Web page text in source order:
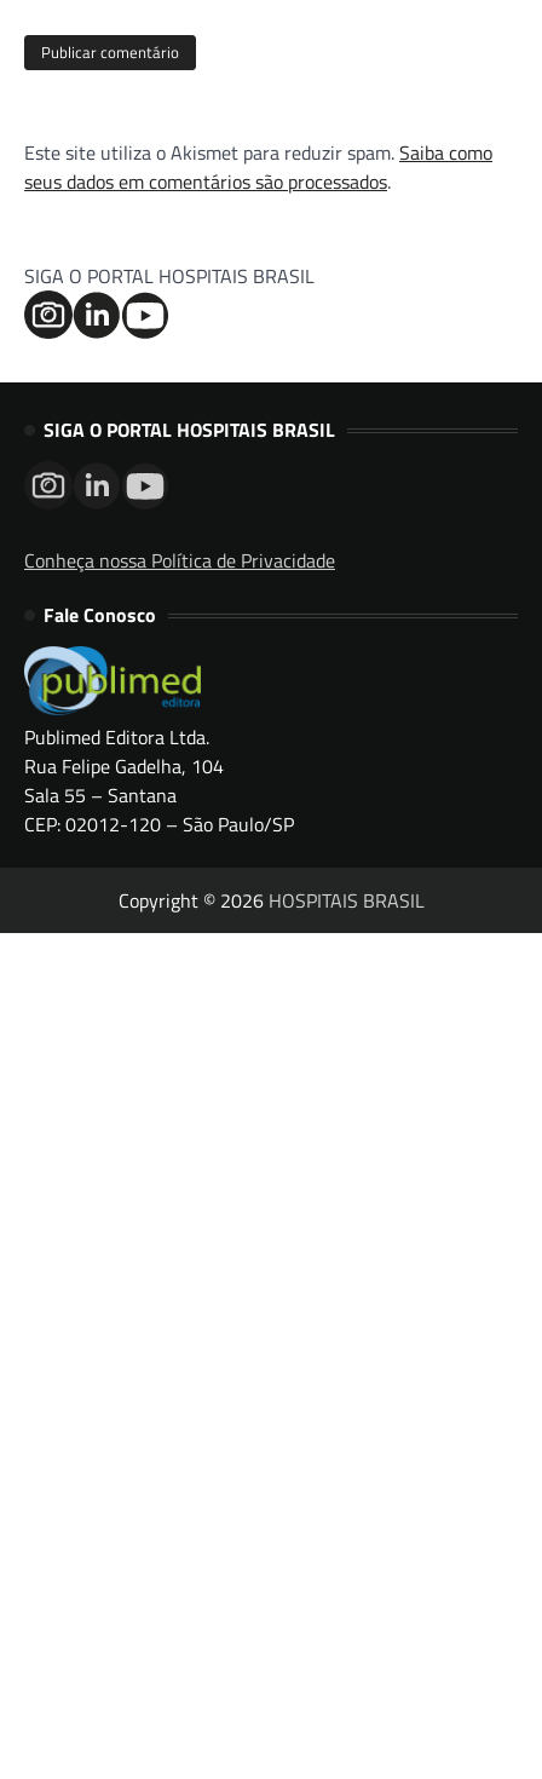
Este site utiliza o Akismet para reduzir spam.Saiba como
seus dados em comentários são processados.
SIGA O PORTAL HOSPITAIS BRASIL
SIGA O PORTAL HOSPITAIS BRASIL
Conheça nossa Política de Privacidade
Fale Conosco
Publimed Editora Ltda.
Rua Felipe Gadelha, 104
Sala 55 – Santana
CEP: 02012-120 – São Paulo/SP
Copyright © 2026 HOSPITAIS BRASIL